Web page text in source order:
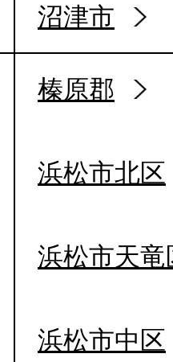
沼津市
榛原郡
浜松市北区
浜松市天竜
浜松市中区